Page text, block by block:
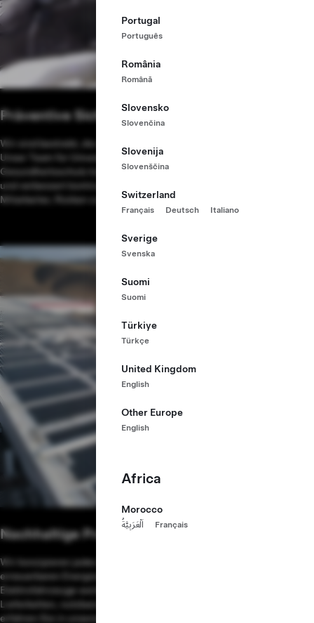
Portugal
Português
România
Română
Slovensko
Slovenčina
Slovenija
Slovenščina
Switzerland
Français Deutsch Italiano
Sverige
Svenska
Suomi
Suomi
Türkiye
Türkçe
United Kingdom
English
Other Europe
English
Africa
Morocco
اَلْعَرَبِيَّةُ Français
Wir sind bestrebt, die sichersten Fabriken der Welt zu betreiben.
Unser Team für Umweltschutz, Arbeitssicherheit und
Gesundheitsschutz konzentriert sich auf die Verletzungsprävention
und verbessert kontinuierlich die Ergonomie und ermutigt unsere
Mitarbeiter, Risiken zu erkennen, bevor Unfälle eintreten.
Präventive Sicherheit
Wir konzipieren jedes Tesla-Werk von Grund auf für den Betrieb mit
erneuerbaren Energien, um die Umweltbelastung durch
Elektrofahrzeuge weiter zu reduzieren. Einzelheiten über Tesla-
Lieferketten, nutzbare Lebensdauer, Recycling-Programme und mehr
erfahren Sie in unserem
Nachhaltige Produktion